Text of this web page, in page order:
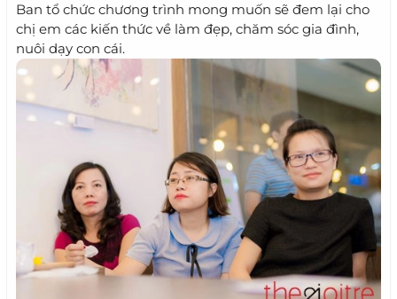
Ban tổ chức chương trình mong muốn sẽ đem lại cho
chị em các kiến thức về làm đẹp, chăm sóc gia đình,
nuôi dạy con cái.